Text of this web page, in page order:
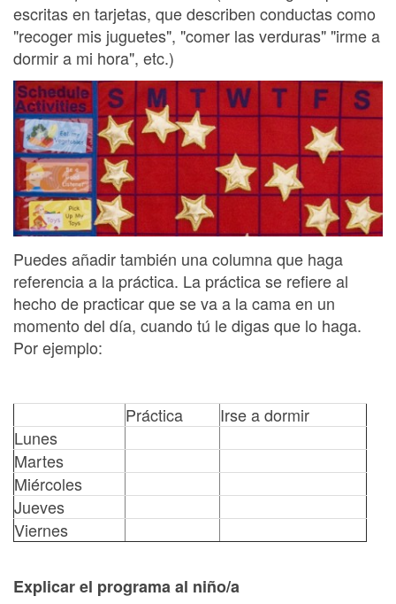
escritas en tarjetas, que describen conductas como
"recoger mis juguetes", "comer las verduras" "irme a
dormir a mi hora", etc.)
Puedes añadir también una columna que haga
referencia a la práctica. La práctica se refiere al
hecho de practicar que se va a la cama en un
momento del día, cuando tú le digas que lo haga.
Por ejemplo:
Práctica
Irse a dormir
Lunes
Martes
Miércoles
Jueves
Viernes
Explicar el programa al niño/a